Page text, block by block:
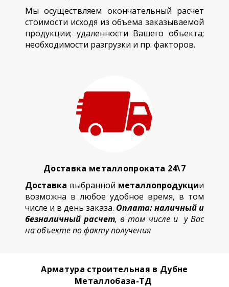
Мы осуществляем окончательный расчет
стоимости исходя из объема заказываемой
продукции; удаленности Вашего объекта;
необходимости разгрузки и пр. факторов.
Доставка металлопроката 24\7
Доставка выбранной металлопродукции
возможна в любое удобное время, в том
числе и в день заказа. Оплата: наличный и
безналичный расчет, в том числе и у Вас
на объекте по факту получения
Арматура строительная в Дубне
Металлобаза-ТД